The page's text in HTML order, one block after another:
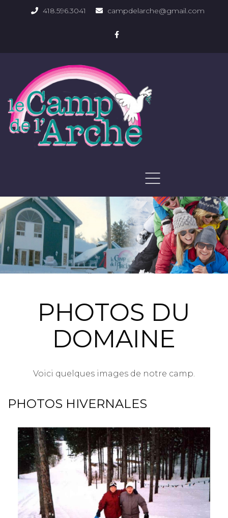
418.596.3041 campdelarche@gmail.com
PHOTOS DU DOMAINE
PHOTOS DU
DOMAINE
Voici quelques images de notre camp.
PHOTOS HIVERNALES